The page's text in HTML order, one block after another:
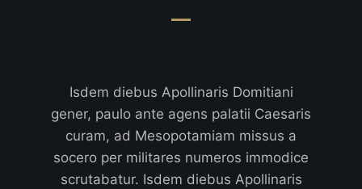
Isdem diebus Apollinaris Domitiani
gener, paulo ante agens palatii Caesaris
curam, ad Mesopotamiam missus a
socero per militares numeros immodice
scrutabatur. Isdem diebus Apollinaris